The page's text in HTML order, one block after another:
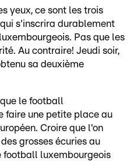
yeux, ce sont les trois
s'inscrira durablement
Pas que les
Au contraire! Jeudi soir,
sa deuxième
le football
faire une petite place au
Croire que l'on
grosses écuries au
football luxembourgeois